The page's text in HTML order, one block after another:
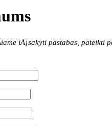
iÅ¡sakyti pastabas,